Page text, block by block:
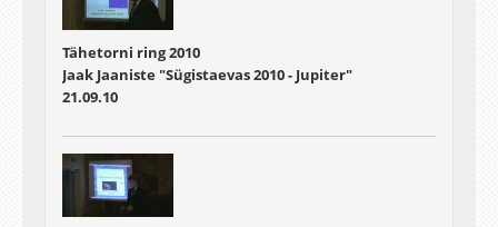
Tähetorni ring 2010
Jaak Jaaniste "Sügistaevas 2010 - Jupiter"
21.09.10